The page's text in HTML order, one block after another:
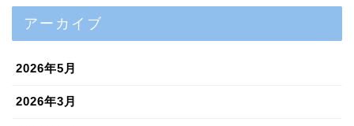
アーカイブ
2026年5月
2026年3月